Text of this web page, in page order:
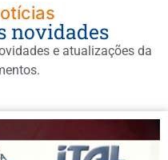
novidades
e atualizações da